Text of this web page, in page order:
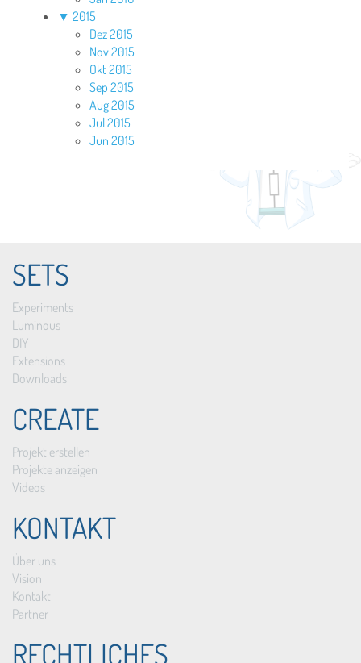
▼ 2015
Dez 2015
Nov 2015
Okt 2015
Sep 2015
Aug 2015
Jul 2015
Jun 2015
SETS
Experiments
Luminous
DIY
Extensions
Downloads
CREATE
Projekt erstellen
Projekte anzeigen
Videos
KONTAKT
Über uns
Vision
Kontakt
Partner
RECHTLICHES